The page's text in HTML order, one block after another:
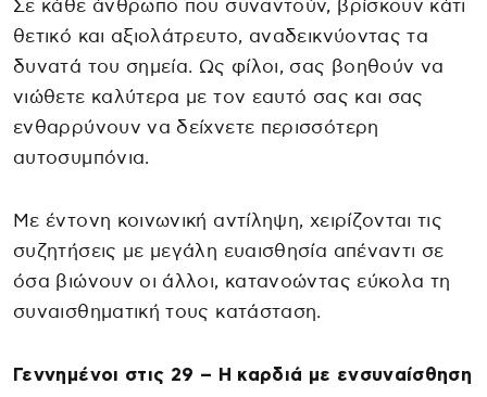
Σε κάθε άνθρωπο που συναντούν, βρίσκουν κάτι
θετικό και αξιολάτρευτο, αναδεικνύοντας τα
δυνατά του σημεία. Ως φίλοι, σας βοηθούν να
νιώθετε καλύτερα με τον εαυτό σας και σας
ενθαρρύνουν να δείχνετε περισσότερη
αυτοσυμπόνια.
Με έντονη κοινωνική αντίληψη, χειρίζονται τις
συζητήσεις με μεγάλη ευαισθησία απέναντι σε
όσα βιώνουν οι άλλοι, κατανοώντας εύκολα τη
συναισθηματική τους κατάσταση.
Γεννημένοι στις 29 – Η καρδιά με ενσυναίσθηση